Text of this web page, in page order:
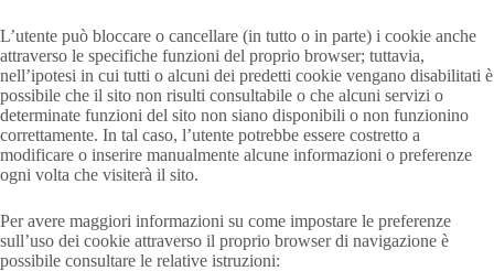
L’utente può bloccare o cancellare (in tutto o in parte) i cookie anche
attraverso le specifiche funzioni del proprio browser; tuttavia,
nell’ipotesi in cui tutti o alcuni dei predetti cookie vengano disabilitati è
possibile che il sito non risulti consultabile o che alcuni servizi o
determinate funzioni del sito non siano disponibili o non funzionino
correttamente. In tal caso, l’utente potrebbe essere costretto a
modificare o inserire manualmente alcune informazioni o preferenze
ogni volta che visiterà il sito.
Per avere maggiori informazioni su come impostare le preferenze
sull’uso dei cookie attraverso il proprio browser di navigazione è
possibile consultare le relative istruzioni: